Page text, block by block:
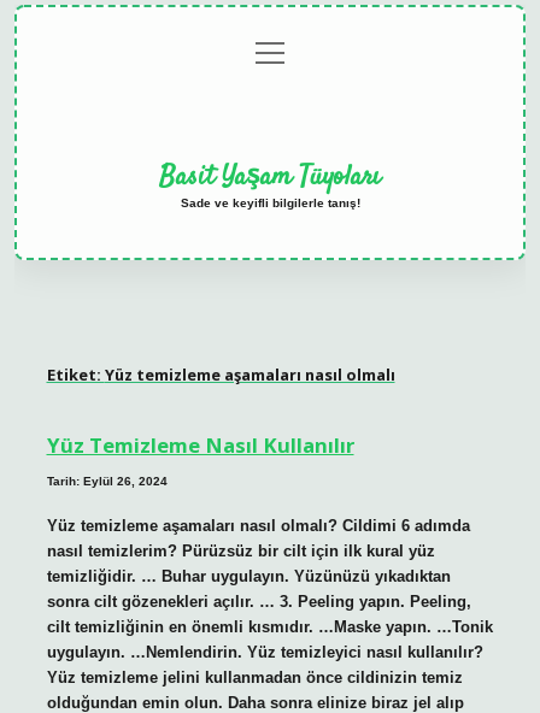
menüyü
aç
Basit Yaşam Tüyoları
Sade ve keyifli bilgilerle tanış!
Etiket: Yüz temizleme aşamaları nasıl olmalı
Yüz Temizleme Nasıl Kullanılır
Tarih: Eylül 26, 2024
Yüz temizleme aşamaları nasıl olmalı? Cildimi 6 adımda
nasıl temizlerim? Pürüzsüz bir cilt için ilk kural yüz
temizliğidir. … Buhar uygulayın. Yüzünüzü yıkadıktan
sonra cilt gözenekleri açılır. … 3. Peeling yapın. Peeling,
cilt temizliğinin en önemli kısmıdır. …Maske yapın. …Tonik
uygulayın. …Nemlendirin. Yüz temizleyici nasıl kullanılır?
Yüz temizleme jelini kullanmadan önce cildinizin temiz
olduğundan emin olun. Daha sonra elinize biraz jel alıp